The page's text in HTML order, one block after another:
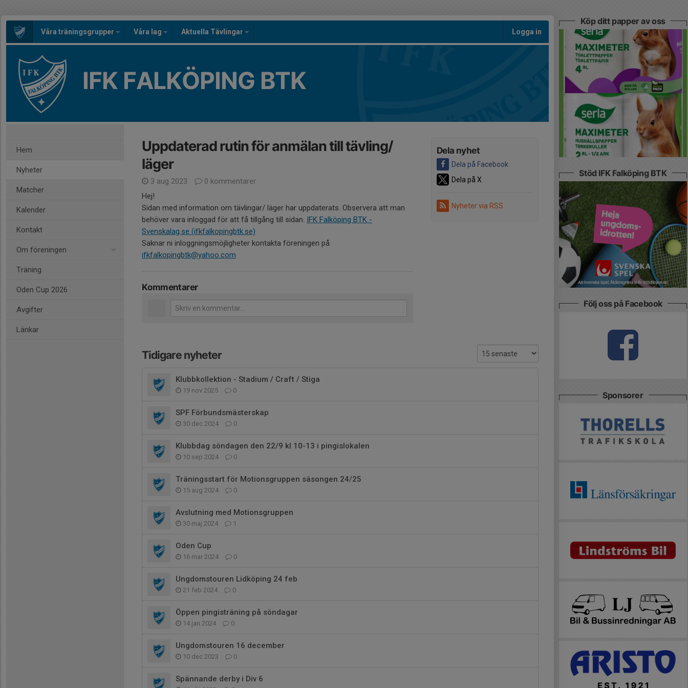
Våra träningsgrupper Våra lag Aktuella Tävlingar Logga in
IFK FALKÖPING BTK
Hem
Nyheter
Matcher
Kalender
Kontakt
Om föreningen
Träning
Oden Cup 2026
Avgifter
Länkar
Dela nyhet
Dela på Facebook
Dela på X
Nyheter via RSS
Uppdaterad rutin för anmälan till tävling/
läger
3 aug 2023
0 kommentarer
Hej!
Sidan med information om tävlingar/ läger har uppdaterats. Observera att man
behöver vara inloggad för att få tillgång till sidan. IFK Falköping BTK -
Svenskalag.se (ifkfalkopingbtk.se)
Saknar ni inloggningsmöjligheter kontakta föreningen på
ifkfalkopingbtk@yahoo.com
Kommentarer
Tidigare nyheter
Klubbkollektion - Stadium / Craft / Stiga
19 nov 2025 0
SPF Förbundsmästerskap
30 dec 2024 0
Klubbdag söndagen den 22/9 kl 10-13 i pingislokalen
10 sep 2024 0
Träningsstart för Motionsgruppen säsongen 24/25
15 aug 2024 0
Avslutning med Motionsgruppen
30 maj 2024 1
Oden Cup
16 mar 2024 0
Ungdomstouren Lidköping 24 feb
21 feb 2024 0
Öppen pingisträning på söndagar
14 jan 2024 0
Ungdomstouren 16 december
10 dec 2023 0
Spännande derby i Div 6
Köp ditt papper av oss
Stöd IFK Falköping BTK
Följ oss på Facebook
Sponsorer